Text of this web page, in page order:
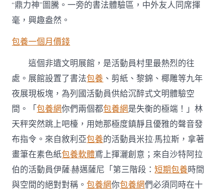
甜
明
與
體
育
交
相
照
映〉
中
“鼎力神”圖騰。一旁的書法體驗區，中外友人同席揮
毫，興趣盎然。
包養一個月價錢
這個非遺文明展館，是活動員村里最熱烈的往
處。展館設置了書法包養 、剪紙、黎錦、椰雕等九年
夜展現板塊，為列國活動員供給沉醉式文明體驗空
間。「包養網你們兩個都包養網是失衡的極端！」林
天秤突然跳上吧檯，用她那極度鎮靜且優雅的聲音發
布指令。來自敘利亞包養的活動員米拉·馬拉斯，拿著
畫筆在素色紙包養軟體鳶上揮灑創意；來自沙特阿拉
伯的活動員伊薩·赫邁薩尼「第三階段：短期包養時間
與空間的絕對對稱。包養網你包養網們必須同時在十